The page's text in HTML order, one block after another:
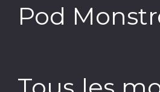
Pod